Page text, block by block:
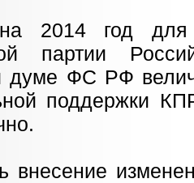
2014 год для
партии
думе ФС РФ
поддержки
внесение